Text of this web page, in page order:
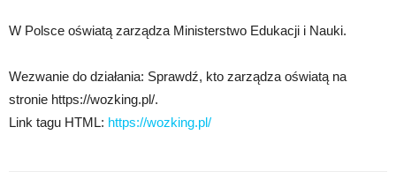
W Polsce oświatą zarządza Ministerstwo Edukacji i Nauki.
Wezwanie do działania: Sprawdź, kto zarządza oświatą na
stronie https://wozking.pl/.
Link tagu HTML: https://wozking.pl/